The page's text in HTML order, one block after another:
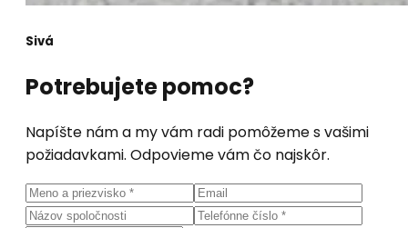
Sivá
Potrebujete pomoc?
Napíšte nám a my vám radi pomôžeme s vašimi
požiadavkami. Odpovieme vám čo najskôr.